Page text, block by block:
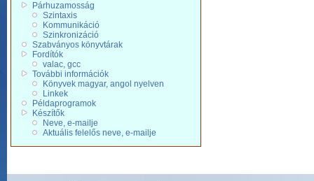
Párhuzamosság
Szintaxis
Kommunikáció
Szinkronizáció
Szabványos könyvtárak
Fordítók
valac, gcc
További információk
Könyvek magyar, angol nyelven
Linkek
Példaprogramok
Készítők
Neve, e-mailje
Aktuális felelős neve, e-mailje